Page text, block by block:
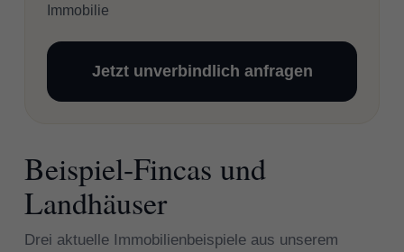
Immobilie
Jetzt unverbindlich anfragen
Beispiel-Fincas und
Landhäuser
Drei aktuelle Immobilienbeispiele aus unserem